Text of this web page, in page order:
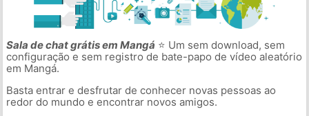
Sala de chat grátis em Mangá ⭐ Um sem download, sem
configuração e sem registro de bate-papo de vídeo aleatório
em Mangá.
Basta entrar e desfrutar de conhecer novas pessoas ao
redor do mundo e encontrar novos amigos.